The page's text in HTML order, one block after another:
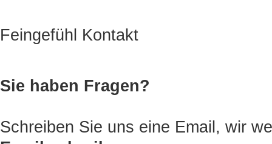
Feingefühl Kontakt
Sie haben Fragen?
Schreiben Sie uns eine Email, wir